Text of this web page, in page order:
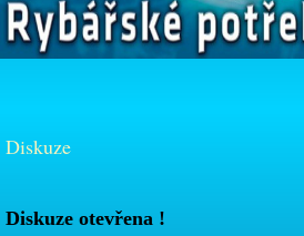
Diskuze
Diskuze otevřena !